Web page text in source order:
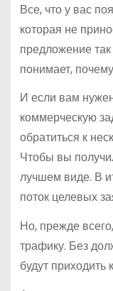
Все, что у вас
которая не
предложение
понимает,
И если вам
коммерческую
обратиться к
Чтобы вы
лучшем виде. В
поток целевых
Но, прежде
трафику. Без
будут приходить